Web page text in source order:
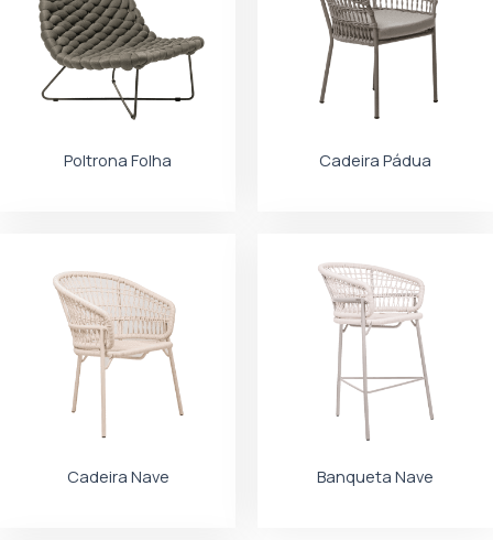
Poltrona Folha Cadeira Pádua
Cadeira Nave Banqueta Nave